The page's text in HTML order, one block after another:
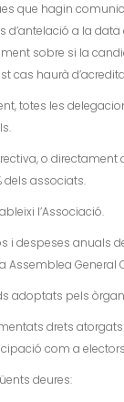
que hagin
a la
sobre si la
cas haurà
totes les
o
dels associats.
l’Associació.
i despeses anuals
Assemblea General
adoptats pels
drets
com a
deures: